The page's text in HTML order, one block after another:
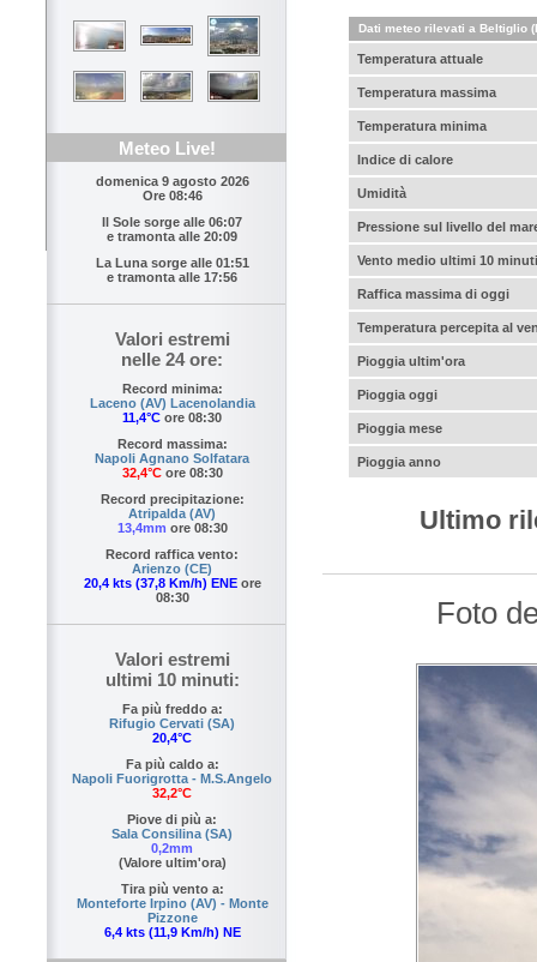
Meteo Live!
domenica 9 agosto 2026
Ore 08:46
Il Sole sorge alle 06:07
e tramonta alle 20:09
La Luna sorge alle 01:51
e tramonta alle 17:56
Valori estremi
nelle 24 ore:
Record minima:
Laceno (AV) Lacenolandia
11,4°C ore 08:30
Record massima:
Napoli Agnano Solfatara
32,4°Core 08:30
Record precipitazione:
Atripalda (AV)
13,4mm ore 08:30
Record raffica vento:
Arienzo (CE)
20,4 kts (37,8 Km/h) ENEore
08:30
Valori estremi
ultimi 10 minuti:
Fa più freddo a:
Rifugio Cervati (SA)
20,4°C
Fa più caldo a:
Napoli Fuorigrotta - M.S.Angelo
32,2°C
Piove di più a:
Sala Consilina (SA)
0,2mm
(Valore ultim'ora)
Tira più vento a:
Monteforte Irpino (AV) - Monte
Pizzone
6,4 kts (11,9 Km/h) NE
Dati meteo rilevati a Beltiglio
Temperatura attuale
Temperatura massima
Temperatura minima
Indice di calore
Umidità
Pressione sul livello del
Vento medio ultimi 10 minuti
Raffica massima di oggi
Temperatura percepita al
Pioggia ultim'ora
Pioggia oggi
Pioggia mese
Pioggia anno
Ultimo
Foto